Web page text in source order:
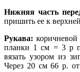
Нижняя часть
пришить ее к
Рукава:
планки 1 см = 3 р
вязать узором из
Через 20 см 66 р.